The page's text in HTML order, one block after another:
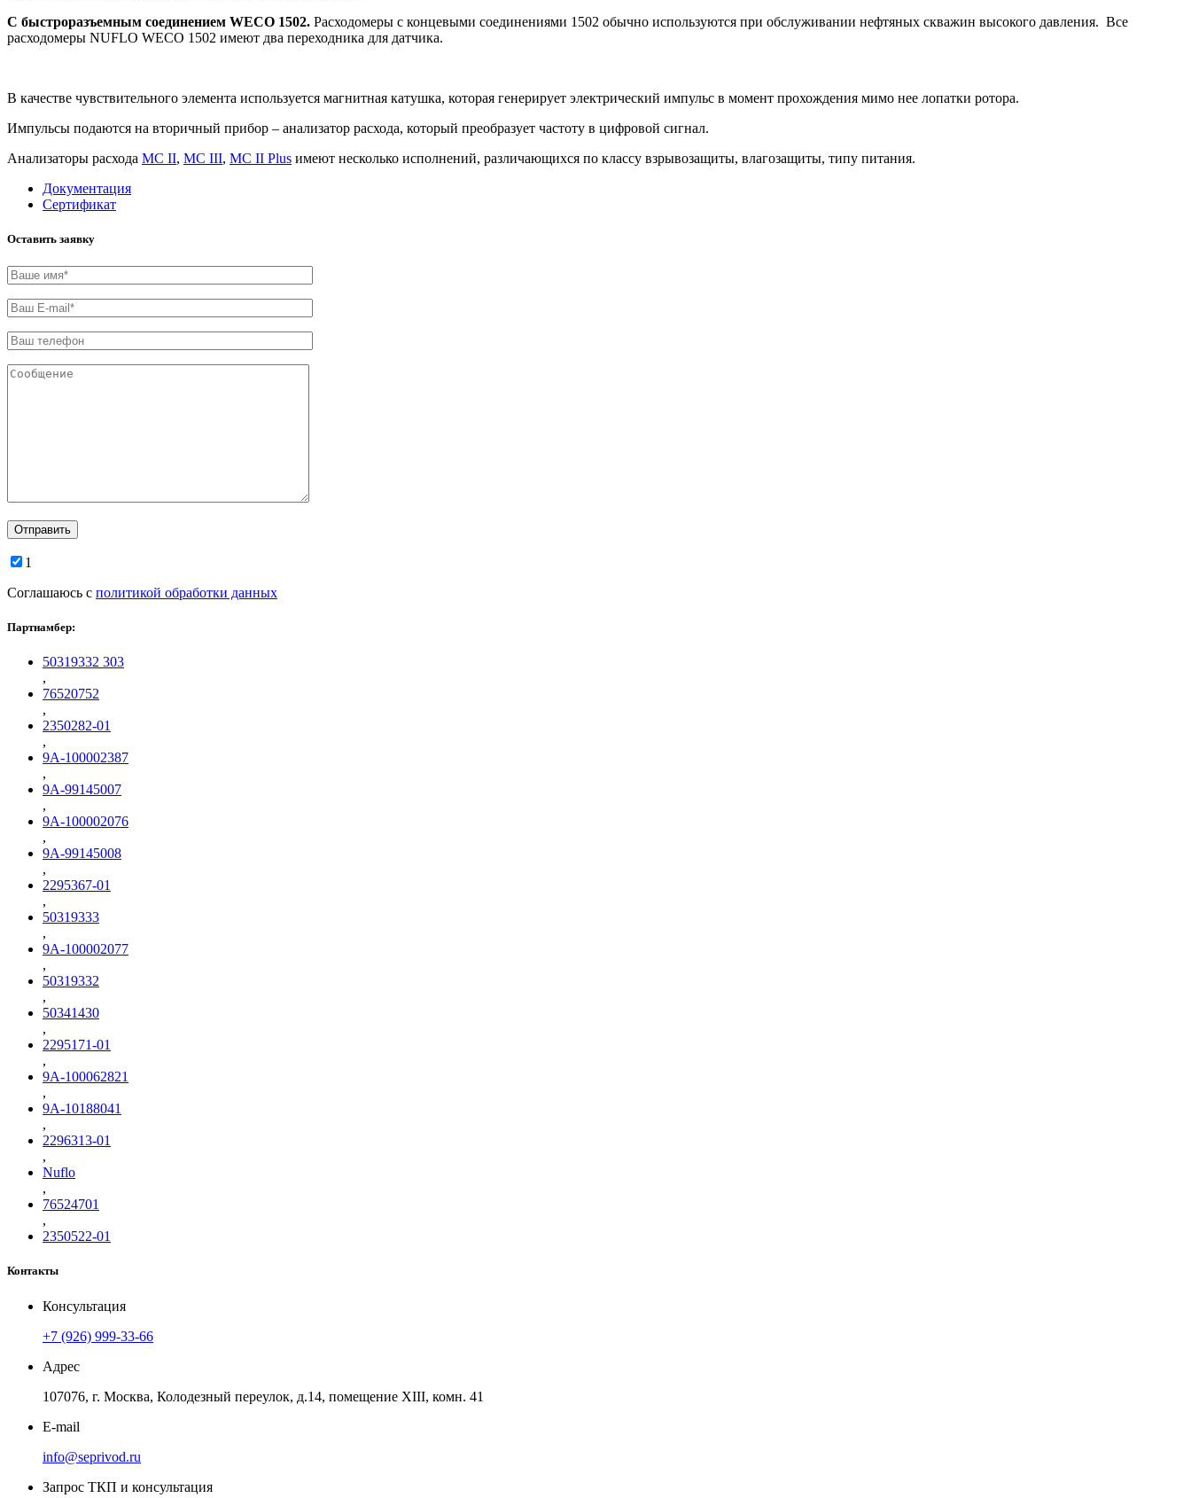
С быстроразъемным соединением WECO 1502. Расходомеры с концевыми соединениями 1502 обычно используются при обслуживании нефтяных скважин высокого давления. Все
расходомеры NUFLO WECO 1502 имеют два переходника для датчика.
В качестве чувствительного элемента используется магнитная катушка, которая генерирует электрический импульс в момент прохождения мимо нее лопатки ротора.
Импульсы подаются на вторичный прибор – анализатор расхода, который преобразует частоту в цифровой сигнал.
Анализаторы расхода MC II, MC III, MC II Plus имеют несколько исполнений, различающихся по классу взрывозащиты, влагозащиты, типу питания.
Документация
Сертификат
Оставить заявку
1
Соглашаюсь с политикой обработки данных
Партнамбер:
50319332 303
,
76520752
,
2350282-01
,
9A-100002387
,
9A-99145007
,
9A-100002076
,
9A-99145008
,
2295367-01
,
50319333
,
9A-100002077
,
50319332
,
50341430
,
2295171-01
,
9A-100062821
,
9A-10188041
,
2296313-01
,
Nuflo
,
76524701
,
2350522-01
Контакты
Консультация
+7 (926) 999-33-66
Адрес
107076, г. Москва, Колодезный переулок, д.14, помещение ХIII, комн. 41
E-mail
info@seprivod.ru
Запрос ТКП и консультация